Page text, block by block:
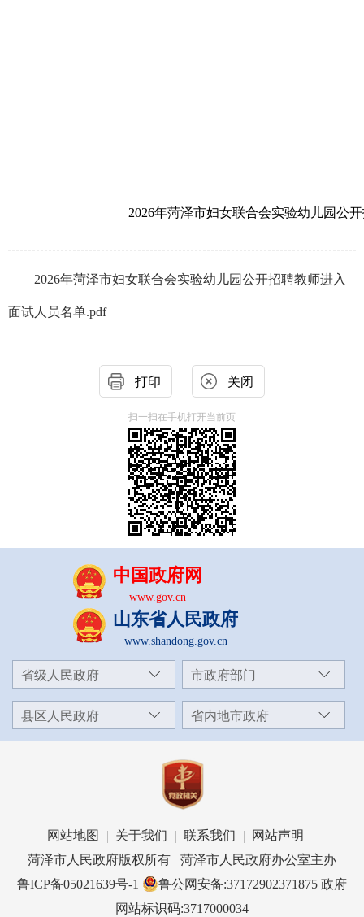
2026年菏泽市妇女联合会实验幼儿园公
2026年菏泽市妇女联合会实验幼儿园公开招聘教师进入
面试人员名单.pdf
打印 关闭
扫一扫在手机打开当前页
中国政府网
www.gov.cn
山东省人民政府
www.shandong.gov.cn
省级人民政府 市政府部门
县区人民政府 省内地市政府
网站地图 关于我们 联系我们
网站声明
菏泽市人民政府版权所有 菏泽市人民政府办公室主办
鲁ICP备05021639号-1
鲁公网安备:37172902371875 政府
网站标识码:3717000034